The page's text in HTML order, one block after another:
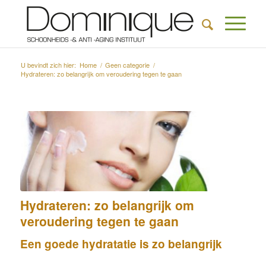
U bevindt zich hier: Home / Geen categorie /
Hydrateren: zo belangrijk om veroudering tegen te gaan
Hydrateren: zo belangrijk om
veroudering tegen te gaan
Een goede hydratatie is zo belangrijk